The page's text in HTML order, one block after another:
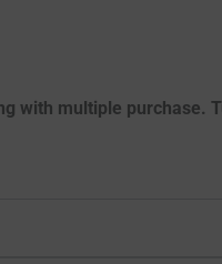
with multiple purchase.